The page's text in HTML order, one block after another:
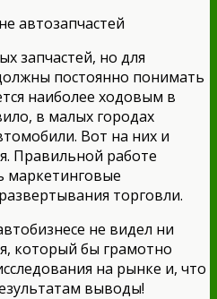
запчастей, но для
постоянно понимать
наиболее ходовым в
в малых городах
Вот на них и
Правильной работе
маркетинговые
торговли.
не видел ни
который бы грамотно
на рынке и, что
выводы!